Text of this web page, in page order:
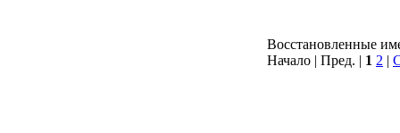
Восстановленные
Начало | Пред. | 1 2 |